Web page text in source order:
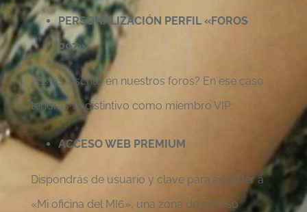
PERSONALIZACIÓN PERFIL «FOROS
007»
¿Estás inscrito en nuestros foros? En ese caso
tendrás tu distintivo como miembro VIP.
ACCESO WEB PREMIUM
Dispondrás de usuario y clave para acceder a
«Mi oficina del MI6», una zona de acceso